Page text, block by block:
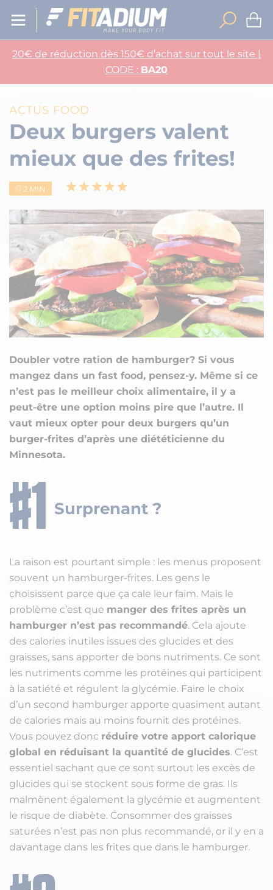
20€ de réduction dès 150€ d’achat sur tout le site |
CODE : BA20
ACTUS FOOD
Deux burgers valent
mieux que des frites!
2 MIN
Doubler votre ration de hamburger? Si vous
mangez dans un fast food, pensez-y. Même si ce
n’est pas le meilleur choix alimentaire, il y a
peut-être une option moins pire que l’autre. Il
vaut mieux opter pour deux burgers qu’un
burger-frites d’après une diététicienne du
Minnesota.
Surprenant ?
La raison est pourtant simple : les menus proposent
souvent un hamburger-frites. Les gens le
choisissent parce que ça cale leur faim. Mais le
problème c’est que manger des frites après un
hamburger n’est pas recommandé. Cela ajoute
des calories inutiles issues des glucides et des
graisses, sans apporter de bons nutriments. Ce sont
les nutriments comme les protéines qui participent
à la satiété et régulent la glycémie. Faire le choix
d’un second hamburger apporte quasiment autant
de calories mais au moins fournit des protéines.
Vous pouvez donc réduire votre apport calorique
global en réduisant la quantité de glucides. C’est
essentiel sachant que ce sont surtout les excès de
glucides qui se stockent sous forme de gras. Ils
malmènent également la glycémie et augmentent
le risque de diabète. Consommer des graisses
saturées n’est pas non plus recommandé, or il y en a
davantage dans les frites que dans le hamburger.